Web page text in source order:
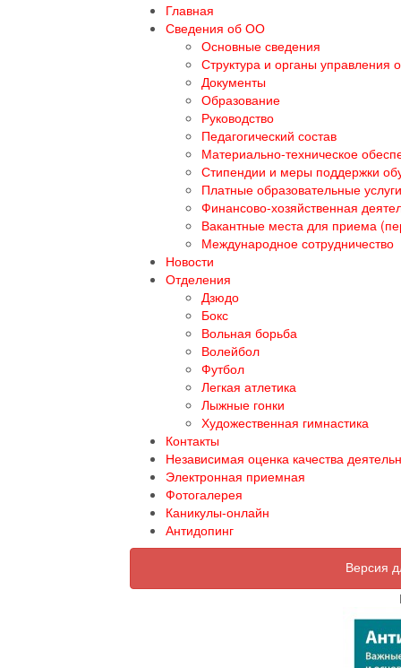
Главная
Сведения об ОО
Основные сведения
Структура и органы управления
Документы
Образование
Руководство
Педагогический состав
Материально-техническое
Стипендии и меры поддержки
Платные образовательные услуги
Финансово-хозяйственная
Вакантные места для приема
Международное сотрудничество
Новости
Отделения
Дзюдо
Бокс
Вольная борьба
Волейбол
Футбол
Легкая атлетика
Лыжные гонки
Художественная гимнастика
Контакты
Независимая оценка качества
Электронная приемная
Фотогалерея
Каникулы-онлайн
Антидопинг
Версия